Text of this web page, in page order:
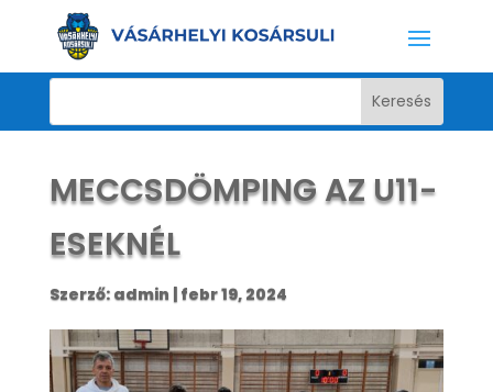
MECCSDÖMPING AZ U11-
ESEKNÉL
Szerző: admin | febr 19, 2024